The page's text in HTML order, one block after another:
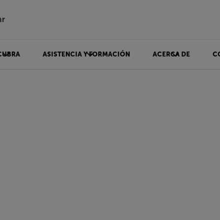
ASISTENCIA Y FORMACIÓN ACERCA DE